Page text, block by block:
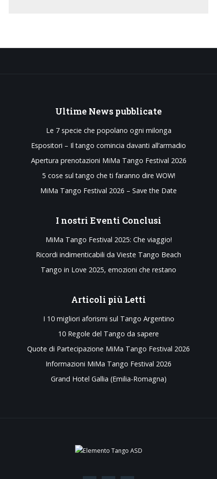
Ultime News pubblicate
Le 7 specie che popolano ogni milonga
Espositori – Il tango comincia davanti all’armadio
Apertura prenotazioni MiMa Tango Festival 2026
5 cose sul tango che ti faranno dire WOW!
MiMa Tango Festival 2026 – Save the Date
I nostri Eventi Conclusi
MiMa Tango Festival 2025: Che viaggio!
Ricordi indimenticabili da Vieste Tango Beach
Tango in Love 2025, emozioni che restano
Articoli più Letti
I 10 migliori aforismi sul Tango Argentino
10 Regole del Tango da sapere
Quote di Partecipazione MiMa Tango Festival 2026
Informazioni MiMa Tango Festival 2026
Grand Hotel Gallia (Emilia-Romagna)